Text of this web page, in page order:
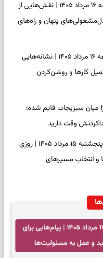
فال قهوه امروز جمعه ۱۶ مرداد ۱۴۰۵ | نقش‌هایی از
پنهان و راه‌های
فال شمع امروز جمعه ۱۶ مرداد ۱۴۰۵ | نشانه‌هایی
کارها و روشن‌کردن
میان سبزیجات قایم شده؛
فال سرنوشت امروز پنجشنبه ۱۵ مرداد ۱۴۰۵ | روزی
و انتخاب مسیرهای
فال انبیا امروز شنبه ۱۷ مرداد ۱۴۰۵ | پیام‌هایی برای
و عمل به مسئولیت‌ها